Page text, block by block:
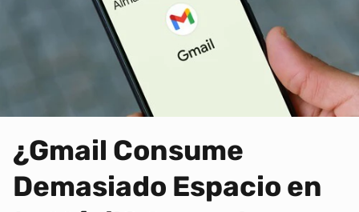
¿Gmail Consume
Demasiado Espacio en